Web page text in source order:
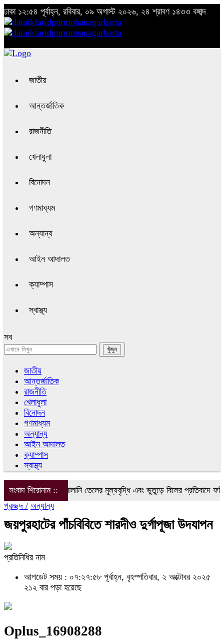
ঢাকা ১২:৫৪ পূর্বাহ্ন, রবিবার, ০৯ অগাস্ট ২০২৬, ২৪ শ্রাবণ ১৪৩৩ বঙ্গাব্দ
জাতীয়
আন্তর্জাতিক
রাজনীতি
খেলাধুলা
বিনোদন
গণমাধ্যম
অন্যান্য
আইন আদালত
ক্যাম্পাস
স্বাস্থ্য
সব
জাতীয়
আন্তর্জাতিক
রাজনীতি
খেলাধুলা
বিনোদন
গণমাধ্যম
অন্যান্য
আইন আদালত
ক্যাম্পাস
স্বাস্থ্য
সংবাদ শিরোনাম ::
গ্যাস ও জ্বালানি তেলের মূল্যবৃদ্ধি এবং ভুতুড়ে বিলের প্রতিবাদে
প্রচ্ছদ / অন্যান্য
জয়পুরহাটের পাঁচবিবিতে শারদীও দুর্গাপূজা উদযাপন
প্রতিনিধির নাম
আপডেট সময় : ০৭:২৭:৫৮ পূর্বাহ্ন, বৃহস্পতিবার, ২ অক্টোবর ২০২৫
২১২ বার পড়া হয়েছে
Oplus_16908288